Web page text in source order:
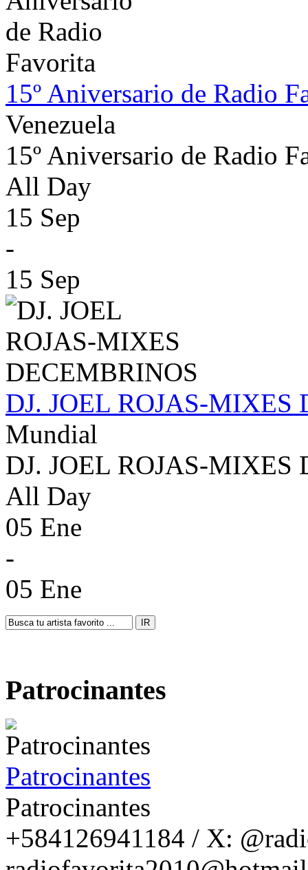
15º Aniversario de Radio
Venezuela
15º Aniversario de Radio
All Day
15 Sep
-
15 Sep
DJ. JOEL ROJAS-MIXES
Mundial
DJ. JOEL ROJAS-MIXES
All Day
05 Ene
-
05 Ene
Patrocinantes
Patrocinantes
Patrocinantes
+584126941184 / X: